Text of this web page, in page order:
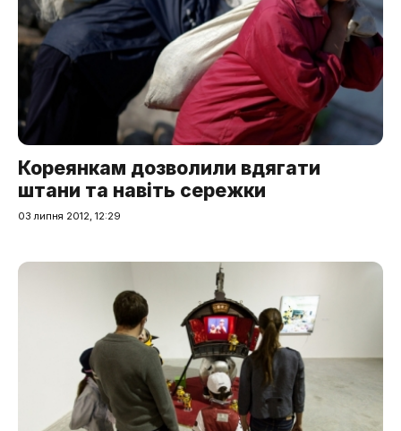
Кореянкам дозволили вдягати
штани та навіть сережки
03 липня 2012, 12:29